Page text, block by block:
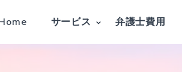
サービス 弁護士費用